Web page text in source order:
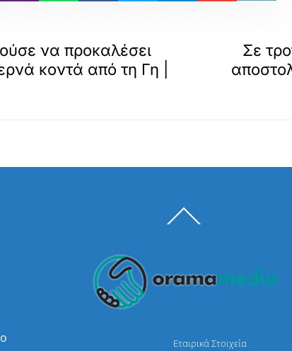
να προκαλέσει
κοντά από τη Γη |
Σε
To
Εταιρικά Στοιχεία